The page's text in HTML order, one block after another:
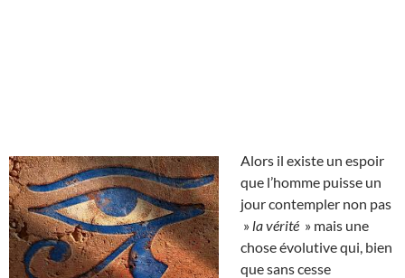
Alors il existe un espoir
que l’homme puisse un
jour contempler non pas
» la vérité » mais une
chose évolutive qui, bien
que sans cesse